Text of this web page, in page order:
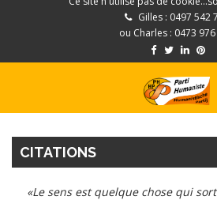
Gilles : 0497 542
ou Charles : 0473
CITATIONS
«Le sens est quelque chose qui